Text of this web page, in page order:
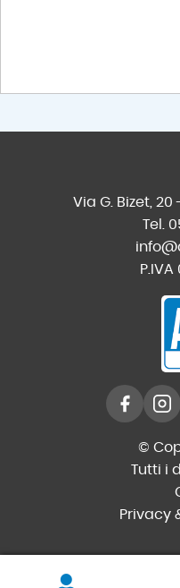
Via G. Bizet,
Tel.
P.IVA
©
Tutti i
Privacy